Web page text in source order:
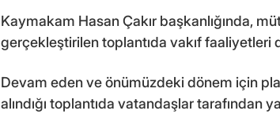
Kaymakam Hasan Çakır başkanlığında,
gerçekleştirilen toplantıda vakıf faaliyetleri
Devam eden ve önümüzdeki dönem için
alındığı toplantıda vatandaşlar tarafından